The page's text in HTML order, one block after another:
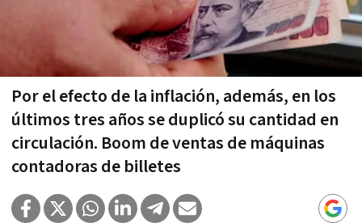
Por el efecto de la inflación, además, en los
últimos tres años se duplicó su cantidad en
circulación. Boom de ventas de máquinas
contadoras de billetes